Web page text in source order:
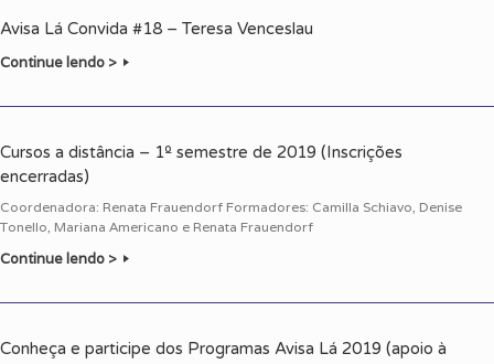
Avisa Lá Convida #18 – Teresa Venceslau
Continue lendo >
Cursos a distância – 1º semestre de 2019 (Inscrições
encerradas)
Coordenadora: Renata Frauendorf Formadores: Camilla Schiavo, Denise
Tonello, Mariana Americano e Renata Frauendorf
Continue lendo >
Conheça e participe dos Programas Avisa Lá 2019 (apoio à